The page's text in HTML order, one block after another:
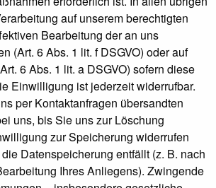
auf unserem berechtigten
Bearbeitung der an uns
(Art. 6 Abs. 1 lit. f DSGVO) oder auf
6 Abs. 1 lit. a DSGVO) sofern diese
Einwilligung ist jederzeit widerrufbar.
per Kontaktanfragen übersandten
uns, bis Sie uns zur Löschung
zur Speicherung widerrufen
Datenspeicherung entfällt (z. B. nach
Ihres Anliegens). Zwingende